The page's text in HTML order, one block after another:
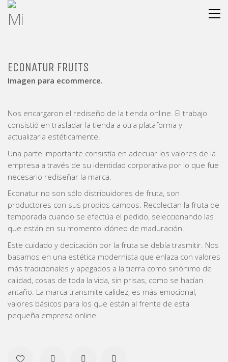
ECONATUR FRUITS
Imagen para ecommerce.
Nos encargaron el rediseño de la tienda online. El trabajo
consistió en trasladar la tienda a otra plataforma y
actualizarla estéticamente.
Una parte importante consistía en adecuar los valores de la
empresa a través de su identidad corporativa por lo que fue
necesario rediseñar la marca.
Econatur no son sólo distribuidores de fruta, son
productores con sus propios campos. Recolectan la fruta de
temporada cuando se efectúa el pedido, seleccionando las
que están en su momento idóneo de maduración.
Este cuidado y dedicación por la fruta se debía trasmitir. Nos
basamos en una estética modernista que enlaza con valores
más tradicionales y apegados a la tierra como sinónimo de
calidad, cosas de toda la vida, sin prisas, como se hacían
antaño. La marca transmite calidez, es más emocional,
valores básicos para los que están al frente de esta
pequeña empresa online.